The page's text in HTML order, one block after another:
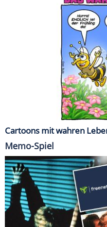
Cartoons mit wahren
Memo-Spiel